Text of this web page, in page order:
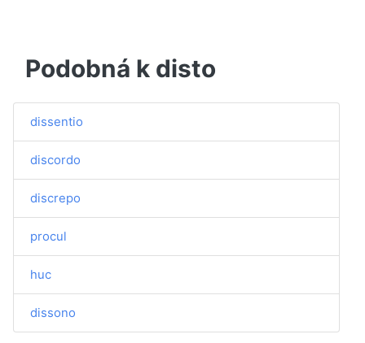
Podobná k disto
dissentio
discordo
discrepo
procul
huc
dissono